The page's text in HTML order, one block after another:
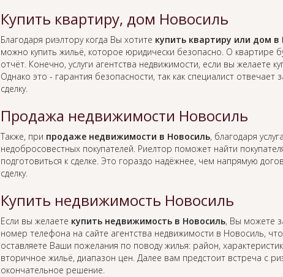
Купить квартиру, дом Новосиль
Благодаря риэлтору когда Вы хотите купить квартиру или дом в
можно купить жильё, которое юридически безопасно. О квартире
отчёт. Конечно, услуги агентства недвижимости, если вы желаете
Однако это - гарантия безопасности, так как специалист
сделку.
Продажа недвижимости Новосиль
Также, при продаже недвижимости в Новосиль, благодаря
недобросовестных покупателей. Риелтор поможет найти
подготовиться к сделке. Это гораздо надёжнее, чем напрямую
сделку.
Купить недвижимость Новосиль
Если вы желаете купить недвижимость в Новосиль, Вы можете
номер телефона на сайте агентства недвижимости в Новосиль,
оставляете Ваши пожелания по поводу жилья: район,
вторичное жильё, диапазон цен. Далее вам предстоит встреча с
окончательное решение.